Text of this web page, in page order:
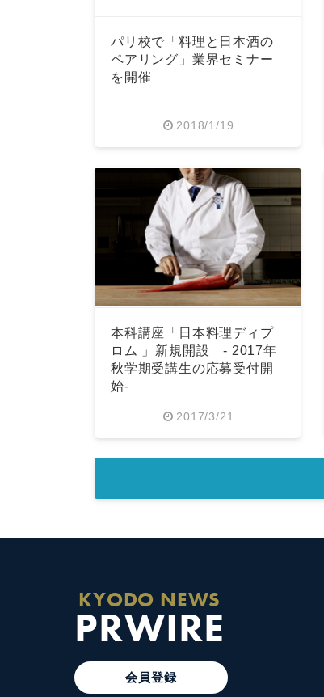
パリ校で「料理と日本酒の
ペアリング」業界セミナー
を開催
2018/1/19
本科講座「日本料理ディプ
ロム 」新規開設 - 2017年
秋学期受講生の応募受付開
始-
2017/3/21
KYODO NEWS
PRWIRE
会員登録